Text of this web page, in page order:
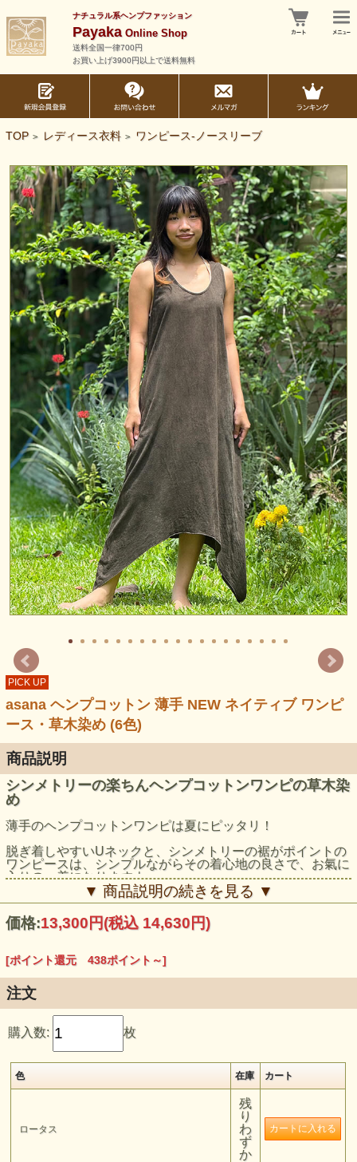
ナチュラル系ヘンプファッション
PayakaOnline Shop
送料全国一律700円
お買い上げ3900円以上で送料無料
TOP > レディース衣料 > ワンピース-ノースリーブ
PICK UP
asana ヘンプコットン 薄手 NEW ネイティブ ワンピ
ース・草木染め (6色)
商品説明
シンメトリーの楽ちんヘンプコットンワンピの草木染
め
薄手のヘンプコットンワンピは夏にピッタリ！
脱ぎ着しやすいUネックと、シンメトリーの裾がポイントの
ワンピースは、シンプルながらその着心地の良さで、お氣に
入りの一着になりますよ。
モデル身長：159cm, 168cm（マクガ、ロータス、ライトイ
ンディゴ、マリーゴールド、ツリー、リーフ着用）
▼ 商品説明の続きを見る ▼
価格:13,300円(税込 14,630円)
[ポイント還元 438ポイント～]
注文
購入数: 枚
色 在庫 カート
ロータス
残
り
わ
ず
か